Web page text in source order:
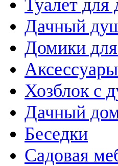
Туалет для
Дачный
Домики
Хозблок с
Дачный
Беседки
Садовая